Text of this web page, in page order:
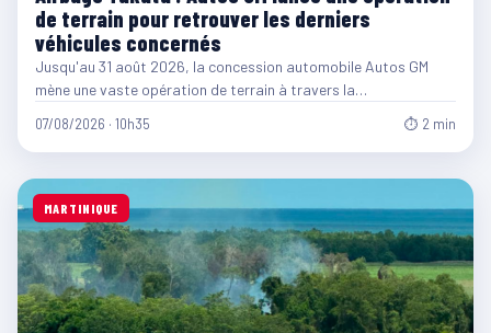
de terrain pour retrouver les derniers
véhicules concernés
Jusqu'au 31 août 2026, la concession automobile Autos GM
mène une vaste opération de terrain à travers la…
07/08/2026 · 10h35 ⏱ 2 min
MARTINIQUE